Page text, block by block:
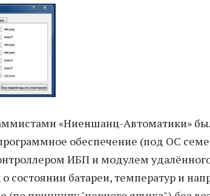
«Ниеншанц-Автоматики»
обеспечение (под ОС
ИБП и модулем
состоянии батареи, температур и